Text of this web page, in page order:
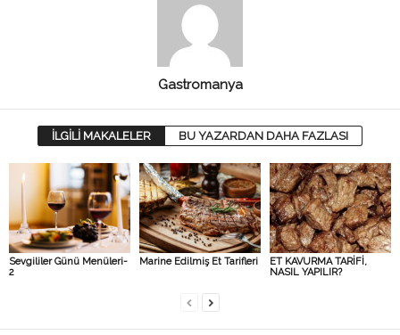
Gastromanya
İLGİLİ MAKALELER BU YAZARDAN DAHA FAZLASI
Sevgililer Günü Menüleri-
2
Marine Edilmiş Et Tarifleri
ET KAVURMA TARİFİ,
NASIL YAPILIR?